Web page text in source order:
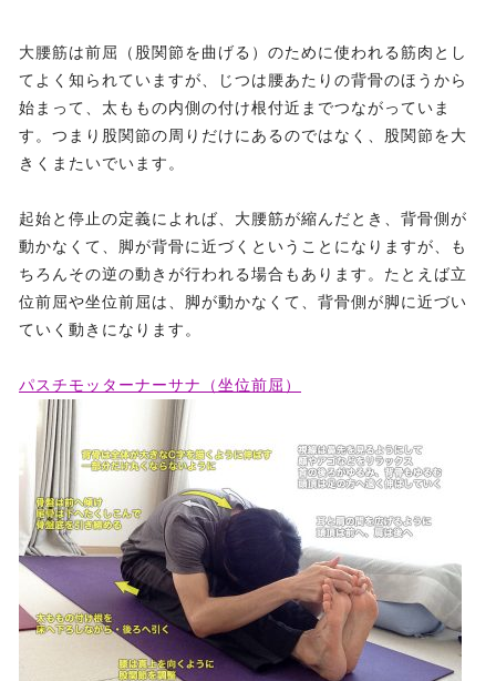
大腰筋は前屈（股関節を曲げる）のために使われる筋肉とし
てよく知られていますが、じつは腰あたりの背骨のほうから
始まって、太ももの内側の付け根付近までつながっていま
す。つまり股関節の周りだけにあるのではなく、股関節を大
きくまたいでいます。
起始と停止の定義によれば、大腰筋が縮んだとき、背骨側が
動かなくて、脚が背骨に近づくということになりますが、も
ちろんその逆の動きが行われる場合もあります。たとえば立
位前屈や坐位前屈は、脚が動かなくて、背骨側が脚に近づい
ていく動きになります。
パスチモッターナーサナ（坐位前屈）